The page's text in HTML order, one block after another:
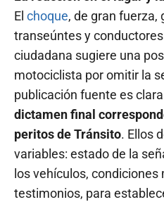
El choque, de gran fuerza,
transeúntes y
ciudadana sugiere una
motociclista por omitir la
publicación fuente es
dictamen final
peritos de Tránsito. Ellos
variables: estado de la
los vehículos, condiciones
testimonios, para